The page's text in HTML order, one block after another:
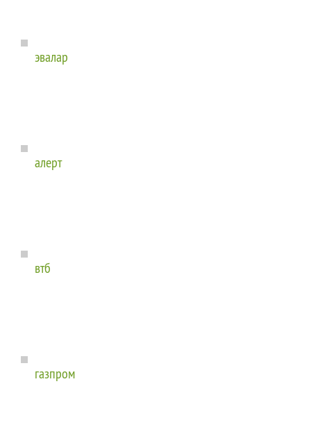
эвалар
алерт
втб
газпром